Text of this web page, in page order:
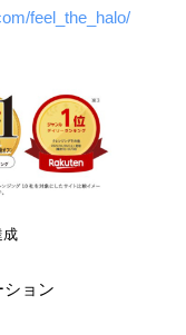
feel_the_halo/
ョン